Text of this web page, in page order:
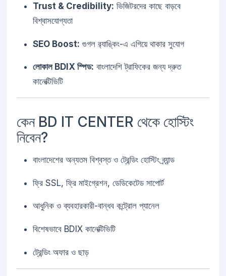
Trust & Credibility: ভিজিটরদের কাছে বাড়বে
বিশ্বাসযোগ্যতা
SEO Boost: গুগল র‍্যাঙ্কিং-এ এগিয়ে থাকার সুযোগ
লোকাল BDIX স্পিড: বাংলাদেশি ট্রাফিকের জন্য দ্রুত
কানেক্টিভিটি
কেন BD IT CENTER থেকে হোস্টিং
নিবেন?
বাংলাদেশের অন্যতম বিশ্বস্ত ও ট্রেন্ডিং হোস্টিং ব্র্যান্ড
ফ্রি SSL, ফ্রি মাইগ্রেশন, ডেডিকেটেড সাপোর্ট
আধুনিক ও ব্যবহারকারী-বান্ধব কন্ট্রোল প্যানেল
বিশেষভাবে BDIX কানেক্টিভিটি
ট্রেন্ডিং অফার ও ছাড়